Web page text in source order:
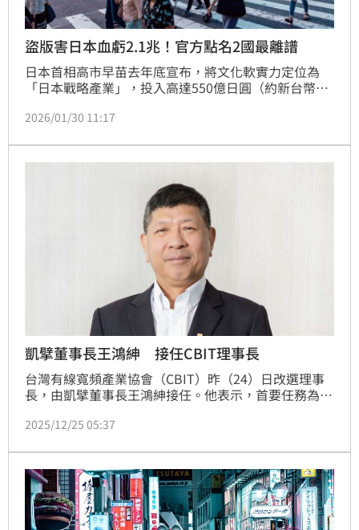
盜版害日本血虧2.1兆！官方點名2國最離譜
日本首相高市早苗去年底宣布，將文化軟實力定位為
「日本戰略產業」，投入高達550億日圓（約新台幣
者。不過，日本經濟產業省推估，去年因盜版漫畫、動
1500億元），經調查，越南盜版漫畫最嚴重，中國則
販售大量未經授權的周邊商品。
2026/01/30 11:17
凱擘董事長王鴻紳 接任CBIT理事長
台灣有線寬頻產業協會（CBIT）昨（24）日改選理事
長，由凱擘董事長王鴻紳接任。他表示，首要任務為防
取有線電視從過於嚴苛的規管鬆綁，與其他平台在公平
2025/12/25 05:37